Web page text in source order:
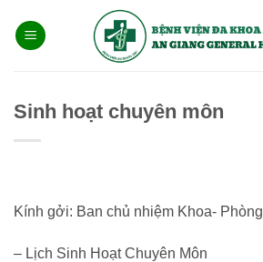
qua
Sinh hoạt chuyên môn
Kính gởi: Ban chủ nhiệm Khoa- Phòng
– Lịch Sinh HoạtChuyên Môn